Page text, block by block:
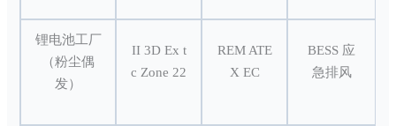
锂电池工厂
（粉尘偶
发）
II 3D Ex t
c Zone 22
REM ATE
X EC
BESS 应
急排风